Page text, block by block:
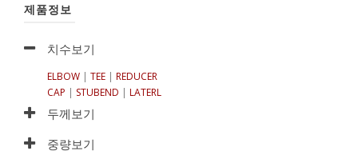
제품정보
치수보기
ELBOW | TEE | REDUCER
CAP | STUBEND | LATERL
두께보기
중량보기